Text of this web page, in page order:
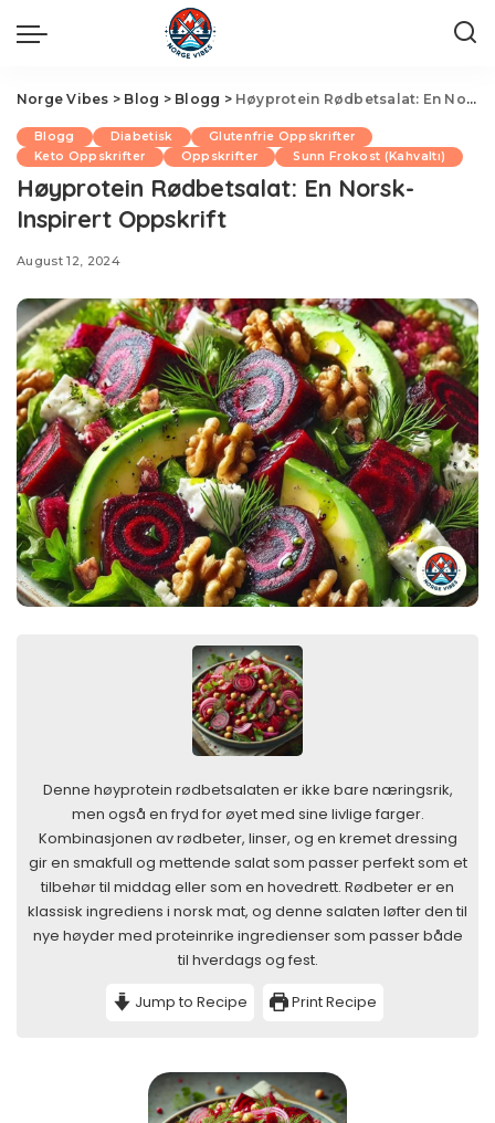
Norge Vibes > Blog > Blogg > Høyprotein Rødbetsalat: En Norsk-Inspirert Oppskrift
Blogg Diabetisk
Glutenfrie Oppskrifter
Keto Oppskrifter
Oppskrifter Sunn Frokost (Kahvaltı)
Høyprotein Rødbetsalat: En Norsk-
Inspirert Oppskrift
August 12, 2024
Denne høyprotein rødbetsalaten er ikke bare næringsrik,
men også en fryd for øyet med sine livlige farger.
Kombinasjonen av rødbeter, linser, og en kremet dressing
gir en smakfull og mettende salat som passer perfekt som et
tilbehør til middag eller som en hovedrett. Rødbeter er en
klassisk ingrediens i norsk mat, og denne salaten løfter den til
nye høyder med proteinrike ingredienser som passer både
til hverdags og fest.
Jump to Recipe
Print Recipe